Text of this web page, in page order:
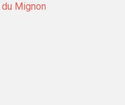
du Mignon